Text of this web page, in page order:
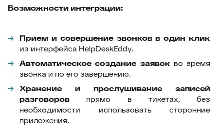
Возможности интеграции:
Прием и совершение звонков в один клик
из интерфейса HelpDeskEddy.
Автоматическое создание заявок во время
звонка и по его завершению.
Хранение и прослушивание записей
разговоров прямо в тикетах, без
необходимости использовать сторонние
приложения.